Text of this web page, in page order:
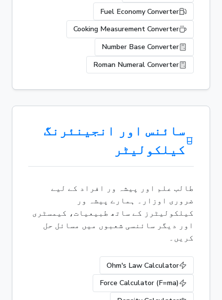
Fuel Economy Converter
Cooking Measurement Converter
Number Base Converter
Roman Numeral Converter
سائنس اور انجینئرنگ
کیلکولیٹر
طالب علم اور پیشہ ور افراد کے لیے
ضروری اوزار۔ ہمارے پیشہ ور
کیلکولیٹرز کے ساتھ طبیعیات، کیمسٹری
اور دیگر سائنسی شعبوں میں مسائل حل
کریں۔
Ohm's Law Calculator
Force Calculator (F=ma)